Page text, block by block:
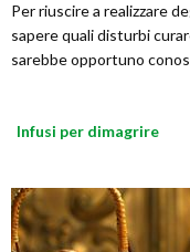
Per riuscire a realizzare
sapere quali disturbi
sarebbe opportuno
Infusi per dimagrire